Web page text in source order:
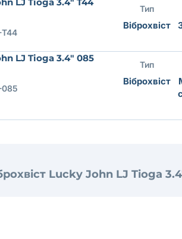
T44
Тип
Віброхвіст
LJ Tioga 3.4" 085
085
Тип
Віброхвіст
Lucky John LJ Tioga